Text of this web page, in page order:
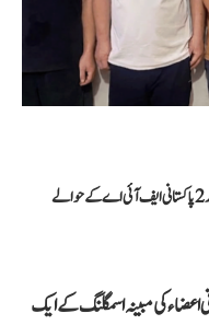
کی مبینہ اسمگلنگ کے ایک